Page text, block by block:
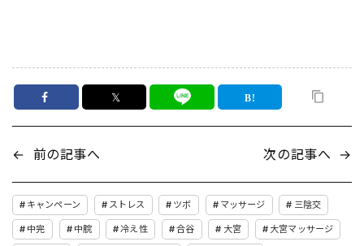
𝕏
← 前の記事へ 次の記事へ →
キャンペーン ストレス ツボ マッサージ 三陰交
中完 中脘 冷え性 合谷 大宮 大宮マッサージ